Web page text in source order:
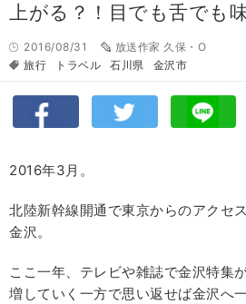
上がる？！目でも舌でも
2016/08/31
放送作家 久保・O
旅行
トラベル 石川県 金沢市
2016年3月。
北陸新幹線開通で東京からのアクセ
金沢。
ここ一年、テレビや雑誌で金沢特集
増していく一方で思い返せば金沢へ